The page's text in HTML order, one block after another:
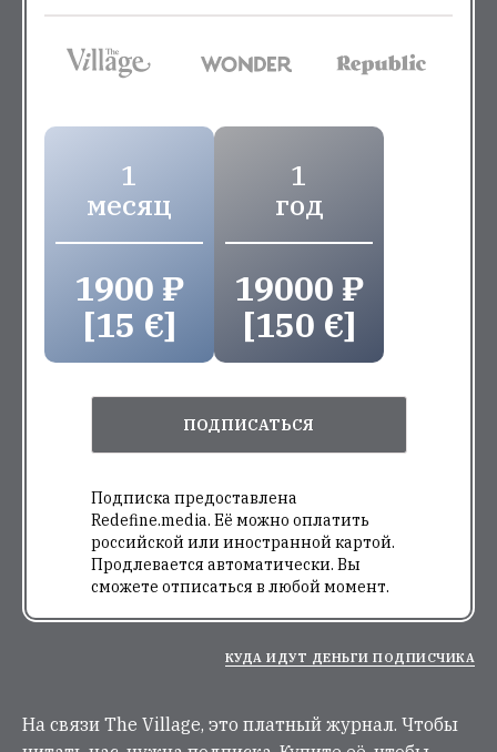
1
месяц
1900 ₽
[15 €]
1
год
19000 ₽
[150 €]
ПОДПИСАТЬСЯ
Подписка предоставлена
Redefine.media. Её можно оплатить
российской или иностранной картой.
Продлевается автоматически. Вы
сможете отписаться в любой момент.
КУДА ИДУТ ДЕНЬГИ ПОДПИСЧИКА
На связи The Village, это платный журнал. Чтобы